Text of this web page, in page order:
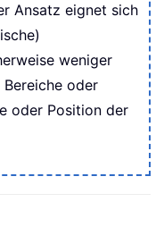
Ansatz eignet sich
weniger
oder
oder Position der